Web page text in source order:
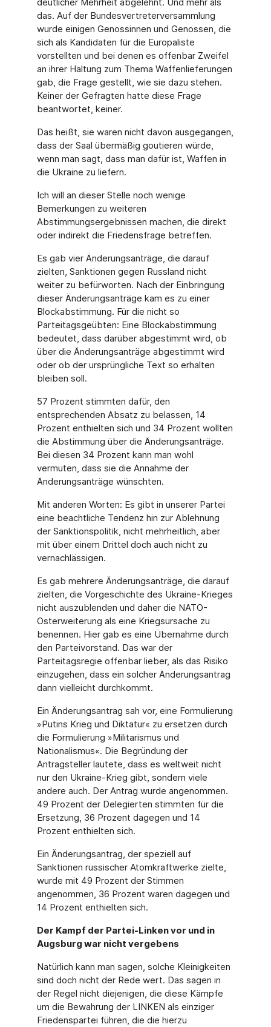
das. Auf der Bundesvertreterversammlung
wurde einigen Genossinnen und Genossen, die
sich als Kandidaten für die Europaliste
vorstellten und bei denen es offenbar Zweifel
an ihrer Haltung zum Thema Waffenlieferungen
gab, die Frage gestellt, wie sie dazu stehen.
Keiner der Gefragten hatte diese Frage
beantwortet, keiner.
Das heißt, sie waren nicht davon ausgegangen,
dass der Saal übermäßig goutieren würde,
wenn man sagt, dass man dafür ist, Waffen in
die Ukraine zu liefern.
Ich will an dieser Stelle noch wenige
Bemerkungen zu weiteren
Abstimmungsergebnissen machen, die direkt
oder indirekt die Friedensfrage betreffen.
Es gab vier Änderungsanträge, die darauf
zielten, Sanktionen gegen Russland nicht
weiter zu befürworten. Nach der Einbringung
dieser Änderungsanträge kam es zu einer
Blockabstimmung. Für die nicht so
Parteitagsgeübten: Eine Blockabstimmung
bedeutet, dass darüber abgestimmt wird, ob
über die Änderungsanträge abgestimmt wird
oder ob der ursprüngliche Text so erhalten
bleiben soll.
57 Prozent stimmten dafür, den
entsprechenden Absatz zu belassen, 14
Prozent enthielten sich und 34 Prozent wollten
die Abstimmung über die Änderungsanträge.
Bei diesen 34 Prozent kann man wohl
vermuten, dass sie die Annahme der
Änderungsanträge wünschten.
Mit anderen Worten: Es gibt in unserer Partei
eine beachtliche Tendenz hin zur Ablehnung
der Sanktionspolitik, nicht mehrheitlich, aber
mit über einem Drittel doch auch nicht zu
vernachlässigen.
Es gab mehrere Änderungsanträge, die darauf
zielten, die Vorgeschichte des Ukraine-Krieges
nicht auszublenden und daher die NATO-
Osterweiterung als eine Kriegsursache zu
benennen. Hier gab es eine Übernahme durch
den Parteivorstand. Das war der
Parteitagsregie offenbar lieber, als das Risiko
einzugehen, dass ein solcher Änderungsantrag
dann vielleicht durchkommt.
Ein Änderungsantrag sah vor, eine Formulierung
»Putins Krieg und Diktatur« zu ersetzen durch
die Formulierung »Militarismus und
Nationalismus«. Die Begründung der
Antragsteller lautete, dass es weltweit nicht
nur den Ukraine-Krieg gibt, sondern viele
andere auch. Der Antrag wurde angenommen.
49 Prozent der Delegierten stimmten für die
Ersetzung, 36 Prozent dagegen und 14
Prozent enthielten sich.
Ein Änderungsantrag, der speziell auf
Sanktionen russischer Atomkraftwerke zielte,
wurde mit 49 Prozent der Stimmen
angenommen, 36 Prozent waren dagegen und
14 Prozent enthielten sich.
Der Kampf der Partei-Linken vor und in
Augsburg war nicht vergebens
Natürlich kann man sagen, solche Kleinigkeiten
sind doch nicht der Rede wert. Das sagen in
der Regel nicht diejenigen, die diese Kämpfe
um die Bewahrung der LINKEN als einziger
Friedenspartei führen, die die hierzu